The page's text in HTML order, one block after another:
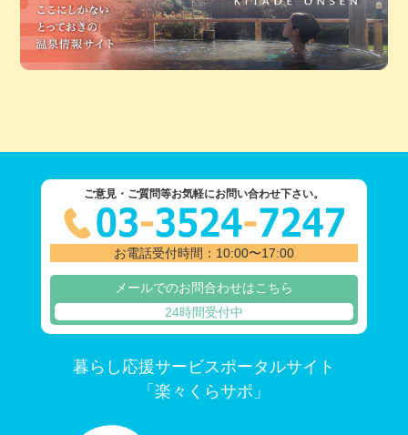
ご意見・ご質問等お気軽にお問い合わせ下さい。
お電話受付時間：10:00〜17:00
メールでのお問合わせはこちら
24時間受付中
暮らし応援サービスポータルサイト
「楽々くらサポ」